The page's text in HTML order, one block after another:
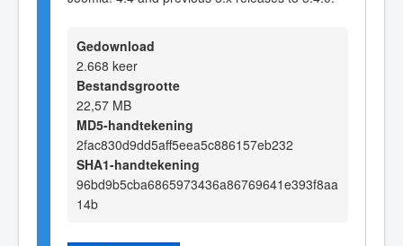
Gedownload
2.668 keer
Bestandsgrootte
22,57 MB
MD5-handtekening
2fac830d9dd5aff5eea5c886157eb232
SHA1-handtekening
96bd9b5cba6865973436a86769641e393f8aa
14b